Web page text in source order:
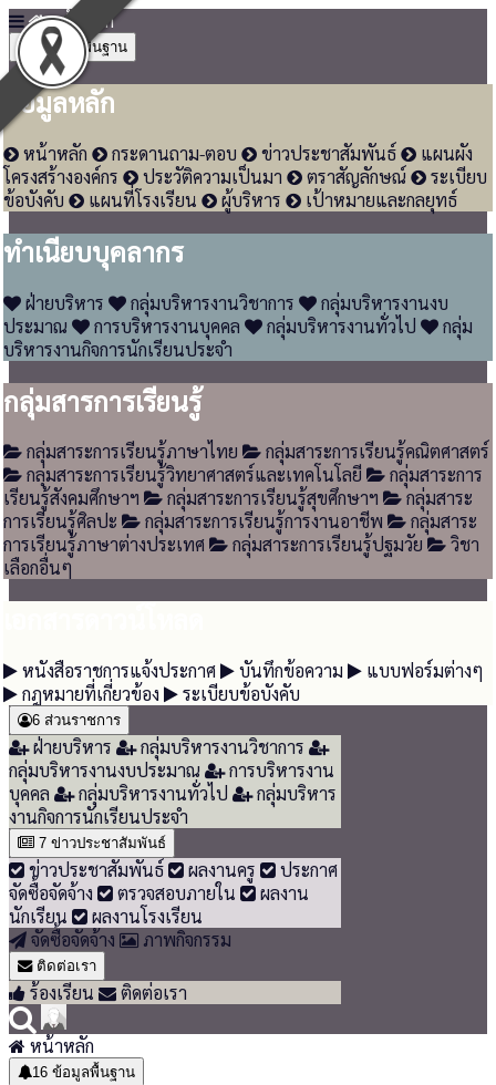
หน้าหลัก
ข้อมูลพื้นฐาน
ข้อมูลหลัก
หน้าหลัก กระดานถาม-ตอบ ข่าวประชาสัมพันธ์
แผนผัง
โครงสร้างองค์กร
ประวัติความเป็นมา ตราสัญลักษณ์
ระเบียบ
ข้อบังคับ
แผนที่โรงเรียน ผู้บริหาร เป้าหมายและกลยุทธ์
ทำเนียบบุคลากร
ฝ่ายบริหาร กลุ่มบริหารงานวิชาการ
กลุ่มบริหารงานงบ
ประมาณ
การบริหารงานบุคคล กลุ่มบริหารงานทั่วไป
กลุ่ม
บริหารงานกิจการนักเรียนประจำ
กลุ่มสารการเรียนรู้
กลุ่มสาระการเรียนรู้ภาษาไทย
กลุ่มสาระการเรียนรู้คณิตศาสตร์
กลุ่มสาระการเรียนรู้วิทยาศาสตร์และเทคโนโลยี
กลุ่มสาระการ
เรียนรู้สังคมศึกษาฯ
กลุ่มสาระการเรียนรู้สุขศึกษาฯ
กลุ่มสาระ
การเรียนรู้ศิลปะ
กลุ่มสาระการเรียนรู้การงานอาชีพ
กลุ่มสาระ
การเรียนรู้ภาษาต่างประเทศ
กลุ่มสาระการเรียนรู้ปฐมวัย
วิชา
เลือกอื่นๆ
หนังสือราชการแจ้งประกาศ บันทึกข้อความ
แบบฟอร์มต่างๆ
กฎหมายที่เกี่ยวข้อง
ระเบียบข้อบังคับ
6 ส่วนราชการ
ฝ่ายบริหาร
กลุ่มบริหารงานวิชาการ
กลุ่มบริหารงานงบประมาณ
การบริหารงาน
บุคคล
กลุ่มบริหารงานทั่วไป
กลุ่มบริหาร
งานกิจการนักเรียนประจำ
7 ข่าวประชาสัมพันธ์
ข่าวประชาสัมพันธ์ ผลงานครู
ประกาศ
จัดซื้อจัดจ้าง
ตรวจสอบภายใน
ผลงาน
นักเรียน
ผลงานโรงเรียน
จัดซื้อจัดจ้าง
ภาพกิจกรรม
ติดต่อเรา
ร้องเรียน ติดต่อเรา
หน้าหลัก
16 ข้อมูลพื้นฐาน